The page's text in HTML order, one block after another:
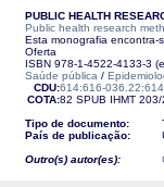
PUBLIC HEALTH
Public health research
Esta monografia encontra-
Oferta
ISBN 978-1-4522-4133-3
Saúde pública /
CDU:614:616-
COTA:82 SPUB IHMT 203/
Tipo de documento:
País de publicação:
Outro(s) autor(es):